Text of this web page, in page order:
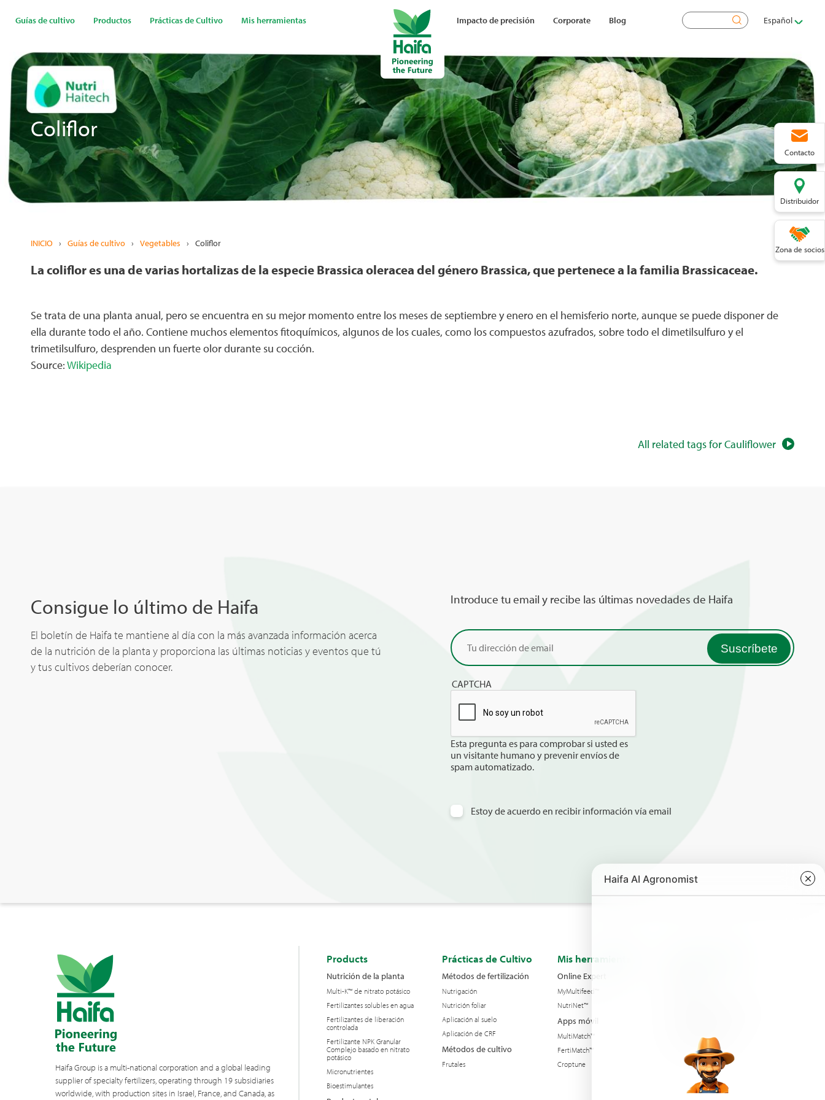
Contacto
Distribuidor
Zona de socios
Guías de cultivo Productos Prácticas de Cultivo Mis herramientas Impacto de precisión Corporate Blog Buscar Español
Coliflor
INICIO › Guías de cultivo › Vegetables › Coliflor
La coliflor es una de varias hortalizas de la especie Brassica oleracea del género Brassica, que pertenece a la familia Brassicaceae.
Se trata de una planta anual, pero se encuentra en su mejor momento entre los meses de septiembre y enero en el hemisferio norte, aunque se puede disponer de
ella durante todo el año. Contiene muchos elementos fitoquímicos, algunos de los cuales, como los compuestos azufrados, sobre todo el dimetilsulfuro y el
trimetilsulfuro, desprenden un fuerte olor durante su cocción.​
Source:Wikipedia
All related tags for Cauliflower
Consigue lo último de Haifa
El boletín de Haifa te mantiene al día con la más avanzada información acerca
de la nutrición de la planta y proporciona las últimas noticias y eventos que tú
y tus cultivos deberían conocer.
Introduce tu email y recibe las últimas novedades de Haifa
CAPTCHA
Esta pregunta es para comprobar si usted es
un visitante humano y prevenir envíos de
spam automatizado.
Estoy de acuerdo en recibir información vía email
Haifa Group is a multi-national corporation and a global leading
supplier of specialty fertilizers, operating through 19 subsidiaries
worldwide, with production sites in Israel, France, and Canada, as
Products
Nutrición de la planta
Multi-K™ de nitrato potásico
Fertilizantes solubles en agua
Fertilizantes de liberación
controlada
Fertilizante NPK Granular
Complejo basado en nitrato
potásico
Micronutrientes
Bioestimulantes
Prácticas de Cultivo
Métodos de fertilización
Nutrigación
Nutrición foliar
Aplicación al suelo
Aplicación de CRF
Métodos de cultivo
Frutales
Mis herramientas
Online Expert
MyMultifeed™
NutriNet™
Apps móvil
MultiMatch™
FertiMatch™
Croptune
Sostenibilidad